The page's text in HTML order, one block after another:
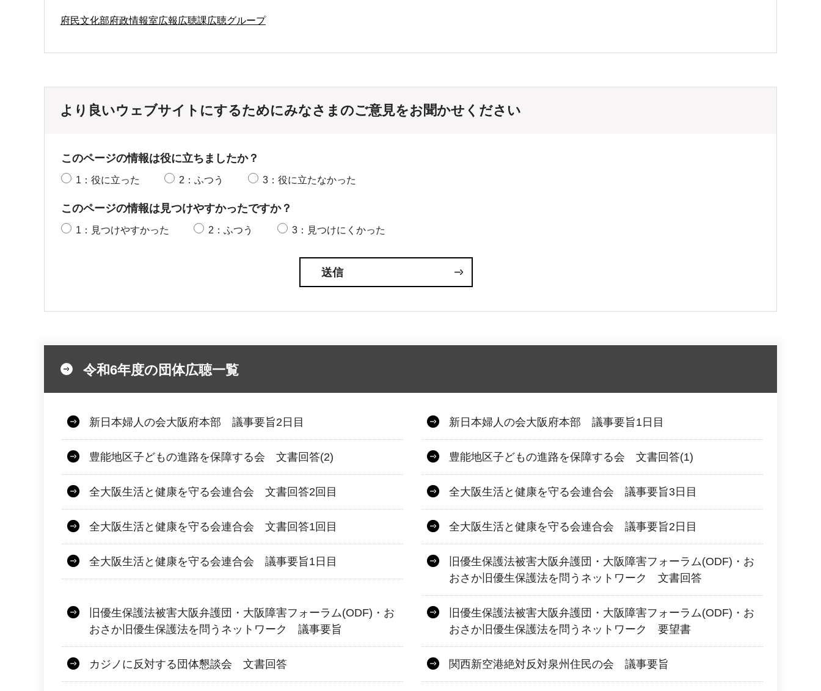
府民文化部府政情報室広報広聴課広聴グループ
より良いウェブサイトにするためにみなさまのご意見をお聞かせください
このページの情報は役に立ちましたか？
1：役に立った 2：ふつう 3：役に立たなかった
このページの情報は見つけやすかったですか？
1：見つけやすかった 2：ふつう 3：見つけにくかった
令和6年度の団体広聴一覧
新日本婦人の会大阪府本部 議事要旨2日目 新日本婦人の会大阪府本部 議事要旨1日目
豊能地区子どもの進路を保障する会 文書回答(2) 豊能地区子どもの進路を保障する会 文書回答(1)
全大阪生活と健康を守る会連合会 文書回答2回目 全大阪生活と健康を守る会連合会 議事要旨3日目
全大阪生活と健康を守る会連合会 文書回答1回目 全大阪生活と健康を守る会連合会 議事要旨2日目
全大阪生活と健康を守る会連合会 議事要旨1日目
旧優生保護法被害大阪弁護団・大阪障害フォーラム(ODF)・お
おさか旧優生保護法を問うネットワーク 文書回答
旧優生保護法被害大阪弁護団・大阪障害フォーラム(ODF)・お
おさか旧優生保護法を問うネットワーク 議事要旨
旧優生保護法被害大阪弁護団・大阪障害フォーラム(ODF)・お
おさか旧優生保護法を問うネットワーク 要望書
カジノに反対する団体懇談会 文書回答 関西新空港絶対反対泉州住民の会 議事要旨